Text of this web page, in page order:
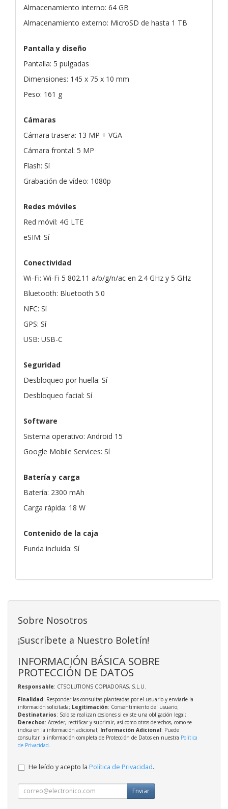
Almacenamiento interno: 64 GB
Almacenamiento externo: MicroSD de hasta 1 TB
Pantalla y diseño
Pantalla: 5 pulgadas
Dimensiones: 145 x 75 x 10 mm
Peso: 161 g
Cámaras
Cámara trasera: 13 MP + VGA
Cámara frontal: 5 MP
Flash: Sí
Grabación de vídeo: 1080p
Redes móviles
Red móvil: 4G LTE
eSIM: Sí
Conectividad
Wi-Fi: Wi-Fi 5 802.11 a/b/g/n/ac en 2.4 GHz y 5 GHz
Bluetooth: Bluetooth 5.0
NFC: Sí
GPS: Sí
USB: USB-C
Seguridad
Desbloqueo por huella: Sí
Desbloqueo facial: Sí
Software
Sistema operativo: Android 15
Google Mobile Services: Sí
Batería y carga
Batería: 2300 mAh
Carga rápida: 18 W
Contenido de la caja
Funda incluida: Sí
Sobre Nosotros
¡Suscríbete a Nuestro Boletín!
INFORMACIÓN BÁSICA SOBRE
PROTECCIÓN DE DATOS
Responsable: CTSOLUTIONS COPIADORAS, S.L.U.
Finalidad: Responder las consultas planteadas por el usuario y enviarle la
información solicitada; Legitimación: Consentimiento del usuario;
Destinatarios: Solo se realizan cesiones si existe una obligación legal;
Derechos: Acceder, rectificar y suprimir, así como otros derechos, como se
indica en la información adicional; Información Adicional: Puede
consultar la información completa de Protección de Datos en nuestra Política
de Privacidad
He leído y acepto la Política de Privacidad.
Enviar